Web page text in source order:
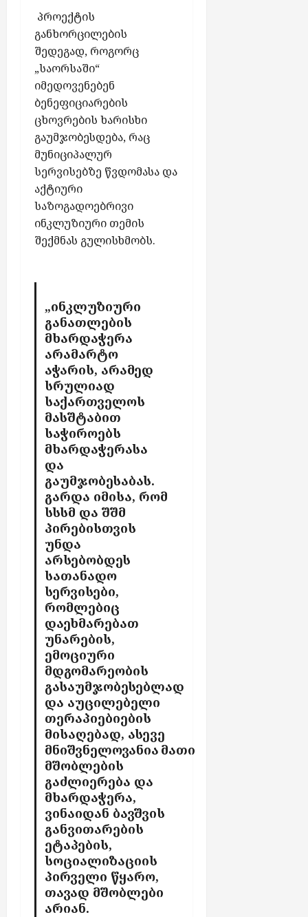
პროექტის
განხორცილების
შედეგად, როგორც
„საორსაში“
იმედოვენებენ
ბენეფიციარების
ცხოვრების ხარისხი
გაუმჯობესდება, რაც
მუნიციპალურ
სერვისებზე წვდომასა და
აქტიური
საზოგადოებრივი
ინკლუზიური თემის
შექმნას გულისხმობს.
„ინკლუზიური
განათლების
მხარდაჭერა
არამარტო
აჭარის, არამედ
სრულიად
საქართველოს
მასშტაბით
საჭიროებს
მხარდაჭერასა
და
გაუმჯობესაბას.
გარდა იმისა, რომ
სსსმ და შშმ
პირებისთვის
უნდა
არსებობდეს
სათანადო
სერვისები,
რომლებიც
დაეხმარებათ
უნარების,
ემოციური
მდგომარეობის
გასაუმჯობესებლად
და აუცილებელი
თერაპიებიების
მისაღებად, ასევე
მნიშვნელოვანია მათი
მშობლების
გაძლიერება და
მხარდაჭერა,
ვინაიდან ბავშვის
განვითარების
ეტაპების,
სოციალიზაციის
პირველი წყარო,
თავად მშობლები
არიან.